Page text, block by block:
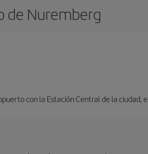
de Nuremberg
con la Estación Central de la ciudad,